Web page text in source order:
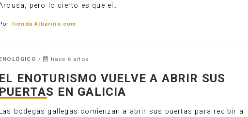
pero lo cierto es que el…
Tienda Albariño.com
/ hace 6 años
ENOTURISMO VUELVE A ABRIR SUS
EN GALICIA
bodegas gallegas comienzan a abrir sus puertas para recibir a